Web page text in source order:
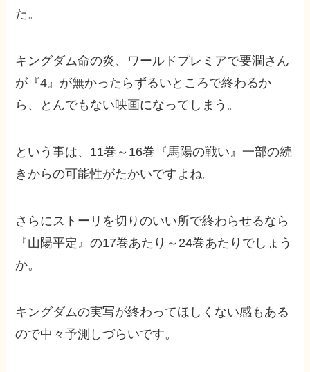
た。
キングダム命の炎、ワールドプレミアで要潤さん
が『4』が無かったらずるいところで終わるか
ら、とんでもない映画になってしまう。
という事は、11巻～16巻『馬陽の戦い』一部の続
きからの可能性がたかいですよね。
さらにストーリを切りのいい所で終わらせるなら
『山陽平定』の17巻あたり～24巻あたりでしょう
か。
キングダムの実写が終わってほしくない感もある
ので中々予測しづらいです。